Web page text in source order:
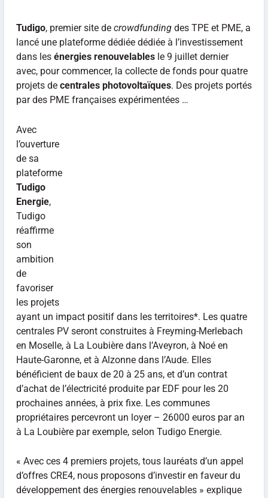
Tudigo, premier site de crowdfundingdes TPE et PME, a
lancé une plateforme dédiée dédiée à l’investissement
dans les énergies renouvelablesle 9 juillet dernier
avec, pour commencer, la collecte de fonds pour quatre
projets de centrales photovoltaïques. Des projets portés
par des PME françaises expérimentées …
Avec
l’ouverture
de sa
plateforme
Tudigo
Energie,
Tudigo
réaffirme
son
ambition
de
favoriser
les projets
ayant un impact positif dans les territoires*. Les quatre
centrales PV seront construites à Freyming-Merlebach
en Moselle, à La Loubière dans l’Aveyron, à Noé en
Haute-Garonne, et à Alzonne dans l’Aude. Elles
bénéficient de baux de 20 à 25 ans, et d’un contrat
d’achat de l’électricité produite par EDF pour les 20
prochaines années, à prix fixe. Les communes
propriétaires percevront un loyer – 26000 euros par an
à La Loubière par exemple, selon Tudigo Energie.
« Avec ces 4 premiers projets, tous lauréats d’un appel
d’offres CRE4, nous proposons d’investir en faveur du
développement des énergies renouvelables » explique